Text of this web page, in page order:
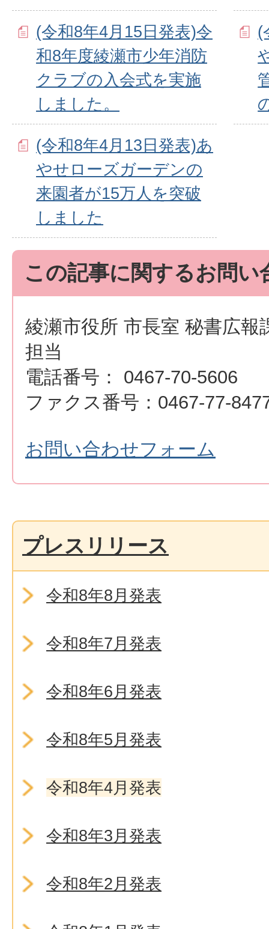
(令和8年4月15日発表)令
和8年度綾瀬市少年消防
クラブの入会式を実施
しました。
(
(令和8年4月13日発表)あ
やせローズガーデンの
来園者が15万人を突破
しました
この記事に関するお問い
綾瀬市役所 市長室 秘書広報
担当
電話番号： 0467-70-5606
ファクス番号：0467-77-
お問い合わせフォーム
プレスリリース
令和8年8月発表
令和8年7月発表
令和8年6月発表
令和8年5月発表
令和8年4月発表
令和8年3月発表
令和8年2月発表